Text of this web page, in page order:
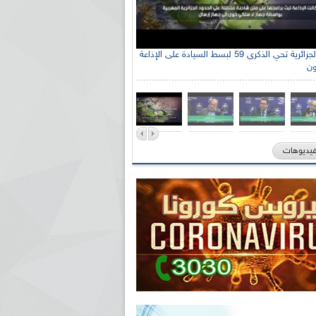
الإذاعة الجزائرية تحي الذكرى 59 لبسط السيادة على الإذاعة